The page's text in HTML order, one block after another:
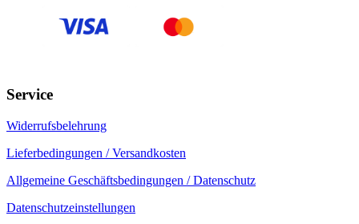
Service
Widerrufsbelehrung
Lieferbedingungen / Versandkosten
Allgemeine Geschäftsbedingungen / Datenschutz
Datenschutzeinstellungen